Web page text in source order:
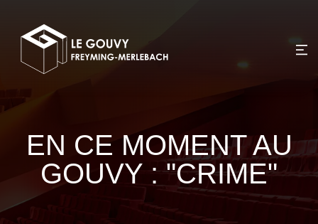
EN CE MOMENT AU
GOUVY : "CRIME"